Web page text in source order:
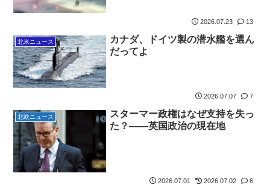
2026.07.23 13
北米ニュース
カナダ、ドイツ製の潜水艦を選ん
だってよ
2026.07.07 7
北欧ニュース
スターマー政権はなぜ支持を失っ
た？――英国政治の現在地
2026.07.01 2026.07.02 6